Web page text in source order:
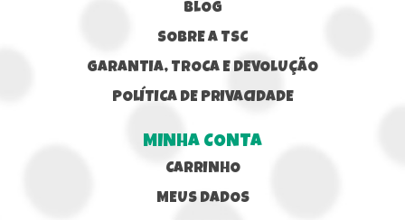
BLOG
SOBRE A TSC
GARANTIA, TROCA E DEVOLUÇÃO
POLÍTICA DE PRIVACIDADE
MINHA CONTA
CARRINHO
MEUS DADOS